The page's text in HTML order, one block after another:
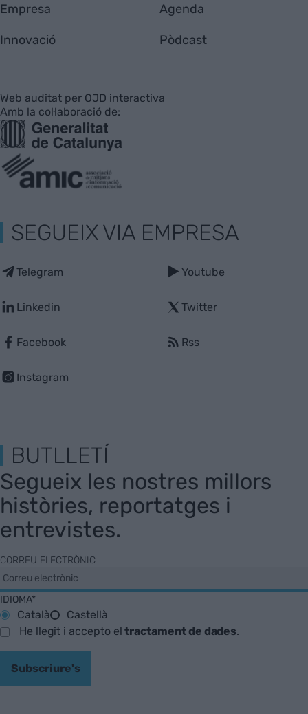
Empresa
Innovació
Agenda
Pòdcast
Web auditat per OJD interactiva
Amb la col·laboració de:
SEGUEIX VIA EMPRESA
Telegram
Linkedin
Facebook
Instagram
Youtube
Twitter
Rss
BUTLLETÍ
Segueix les nostres millors
històries, reportatges i
entrevistes.
CORREU ELECTRÒNIC
IDIOMA*
Català
Castellà
He llegit i accepto eltractament de dades.
Subscriure's